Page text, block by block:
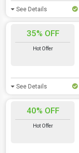
See Details
35% OFF
Hot Offer
See Details
40% OFF
Hot Offer